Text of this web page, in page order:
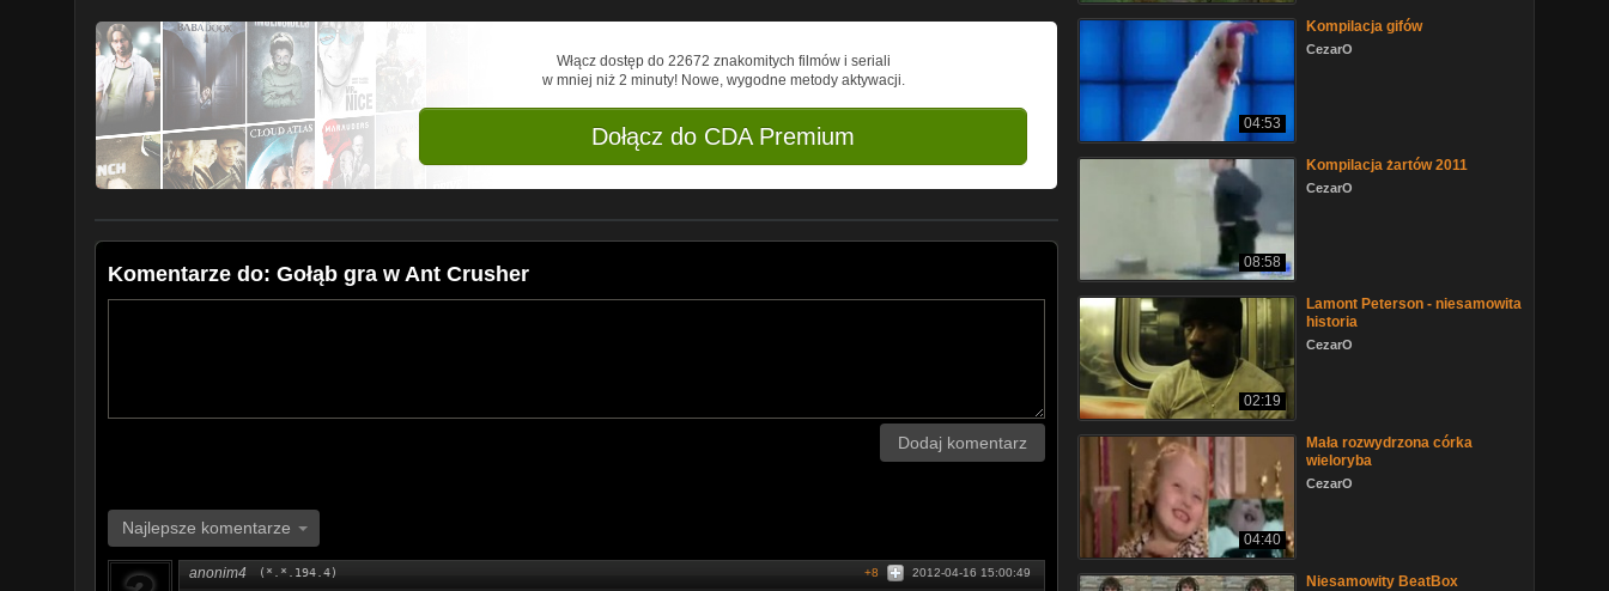
Włącz dostęp do 22672 znakomitych filmów i seriali
w mniej niż 2 minuty! Nowe, wygodne metody aktywacji.
Dołącz do CDA Premium
Komentarze do: Gołąb gra w Ant Crusher
Dodaj komentarz
Najlepsze komentarze
anonim4 (*.*.194.4) 2012-04-16 15:00:49
+8
04:53
Kompilacja gifów
CezarO
08:58
Kompilacja żartów 2011
CezarO
02:19
Lamont Peterson - niesamowita
historia
CezarO
04:40
Mała rozwydrzona córka
wieloryba
CezarO
Niesamowity BeatBox